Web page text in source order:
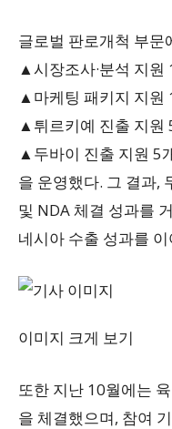
글로벌 판로개척 부문
▲시장조사·분석 지원
▲마케팅 패키지 지원
▲튀르키예 진출 지원
▲두바이 진출 지원 5
을 운영했다. 그 결과,
및 NDA 체결 성과를
네시아 수출 성과를
이미지 크게 보기
또한 지난 10월에는
을 체결했으며, 참여